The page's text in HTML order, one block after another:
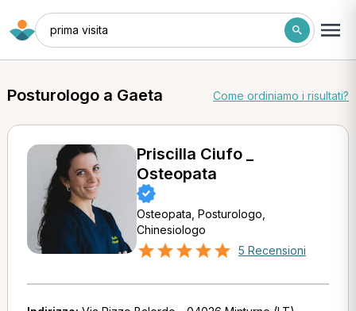
prima visita
Posturologo a Gaeta Come ordiniamo i risultati?
Priscilla Ciufo _
Osteopata
Osteopata, Posturologo,
Chinesiologo
5 Recensioni